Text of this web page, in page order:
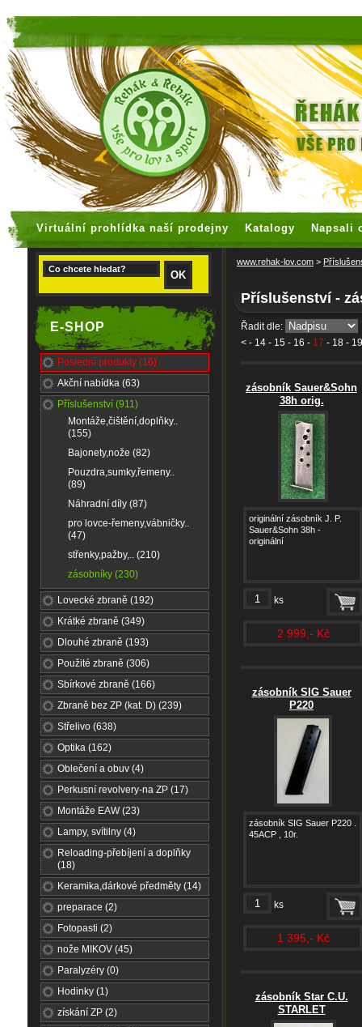
Virtuální prohlídka naší prodejny Katalogy Napsali
E-SHOP
Poslední produkty (16)
Akční nabídka (63)
Příslušenství (911)
Montáže,čištění,doplňky..
(155)
Bajonety,nože (82)
Pouzdra,sumky,řemeny..
(89)
Náhradní díly (87)
pro lovce-řemeny,vábničky..
(47)
střenky,pažby,.. (210)
zásobníky (230)
Lovecké zbraně (192)
Krátké zbraně (349)
Dlouhé zbraně (193)
Použité zbraně (306)
Sbírkové zbraně (166)
Zbraně bez ZP (kat. D) (239)
Střelivo (638)
Optika (162)
Oblečení a obuv (4)
Perkusní revolvery-na ZP (17)
Montáže EAW (23)
Lampy, svítilny (4)
Reloading-přebíjení a doplňky
(18)
Keramika,dárkové předměty (14)
preparace (2)
Fotopasti (2)
nože MIKOV (45)
Paralyzéry (0)
Hodinky (1)
získání ZP (2)
www.rehak-lov.com >
Příslušenství -
Řadit dle:
< - 14 - 15 - 16 - 17 - 18 - 19
zásobník Sauer&Sohn
38h orig.
originální zásobník J. P.
Sauer&Sohn 38h -
originální
ks
2 999,- Kč
zásobník SIG Sauer
P220
zásobník SIG Sauer P220 .
45ACP , 10r.
ks
1 395,- Kč
zásobník Star C.U.
STARLET